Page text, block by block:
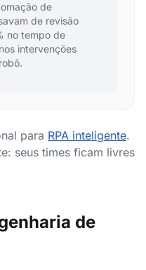
de
de revisão
no tempo de
intervenções
para RPA inteligente.
seus times ficam livres
de